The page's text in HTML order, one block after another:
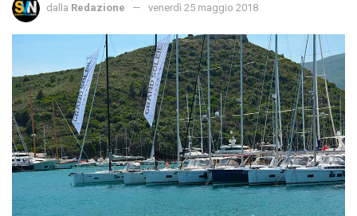
dalla Redazione venerdì 25 maggio 2018